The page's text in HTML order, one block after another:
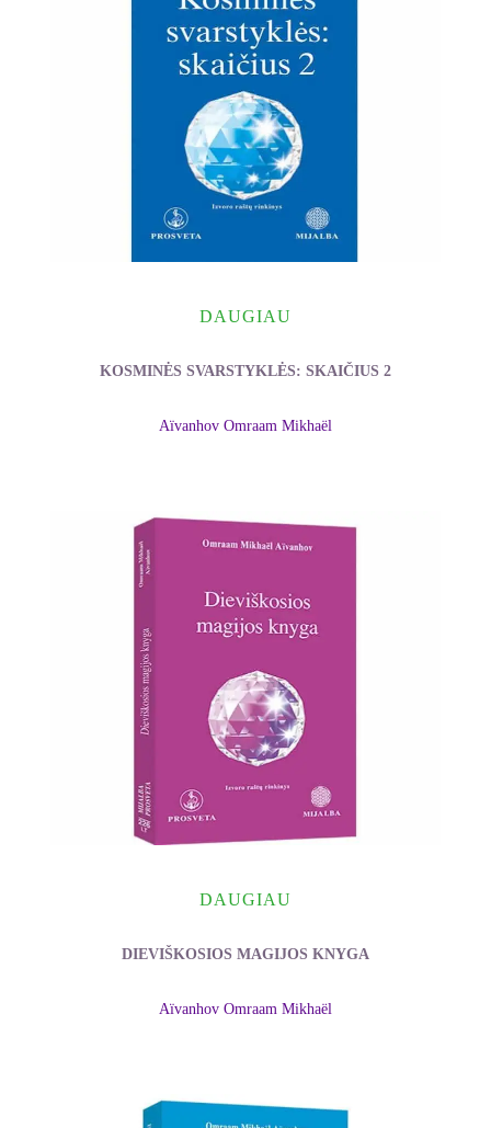
DAUGIAU
KOSMINĖS SVARSTYKLĖS: SKAIČIUS 2
Aïvanhov Omraam Mikhaël
DAUGIAU
DIEVIŠKOSIOS MAGIJOS KNYGA
Aïvanhov Omraam Mikhaël